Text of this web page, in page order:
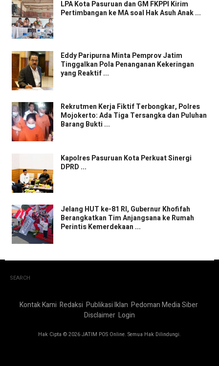
LPA Kota Pasuruan dan GM FKPPI Kirim
Pertimbangan ke MA soal Hak Asuh Anak ...
Eddy Paripurna Minta Pemprov Jatim
Tinggalkan Pola Penanganan Kekeringan
yang Reaktif ...
Rekrutmen Kerja Fiktif Terbongkar, Polres
Mojokerto: Ada Tiga Tersangka dan Puluhan
Barang Bukti ...
Kapolres Pasuruan Kota Perkuat Sinergi
DPRD ...
Jelang HUT ke-81 RI, Gubernur Khofifah
Berangkatkan Tim Anjangsana ke Rumah
Perintis Kemerdekaan ...
SEARCH
Kontak Kami Redaksi Publikasi Iklan Pedoman Media Siber
Disclaimer Login
Hak Cipta © 2026 JATIM POS Online. Semua Hak Dilindungi.